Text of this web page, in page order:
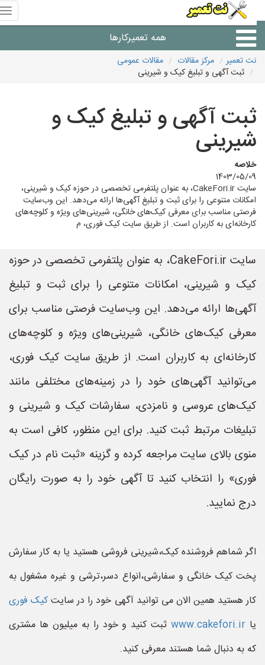
همه تعمیرکارها
شرکت های تعمیرات لوازم
نت تعمیر مرکز مقالات
مقالات عمومی
ثبت آگهی و تبلیغ کیک و شیرینی
ثبت آگهی و تبلیغ کیک و
شیرینی
خلاصه
1403/05/09
سایت CakeFori.ir، به عنوان پلتفرمی تخصصی در حوزه کیک و شیرینی،
امکانات متنوعی را برای ثبت و تبلیغ آگهی‌ها ارائه می‌دهد. این وب‌سایت
فرصتی مناسب برای معرفی کیک‌های خانگی، شیرینی‌های ویژه و کلوچه‌های
کارخانه‌ای به کاربران است. از طریق سایت کیک فوری، م
سایت CakeFori.ir، به عنوان پلتفرمی تخصصی در حوزه
کیک و شیرینی، امکانات متنوعی را برای ثبت و تبلیغ
آگهی‌ها ارائه می‌دهد. این وب‌سایت فرصتی مناسب برای
معرفی کیک‌های خانگی، شیرینی‌های ویژه و کلوچه‌های
کارخانه‌ای به کاربران است. از طریق سایت کیک فوری،
می‌توانید آگهی‌های خود را در زمینه‌های مختلفی مانند
کیک‌های عروسی و نامزدی، سفارشات کیک و شیرینی و
تبلیغات مرتبط ثبت کنید. برای این منظور، کافی است به
منوی بالای سایت مراجعه کرده و گزینه «ثبت نام در کیک
فوری» را انتخاب کنید تا آگهی خود را به صورت رایگان
درج نمایید.
اگر شماهم فروشنده کیک،شیرینی فروشی هستید یا به کار سفارش
پخت کیک خانگی و سفارشی،انواع دسر،ترشی و غیره مشغول به
کار هستید همین الان می توانید آگهی خود را در سایتکیک فوری
یاwww.cakefori.irثبت کنید و خود را به میلیون ها مشتری
که به دنبال شما هستند معرفی کنید.